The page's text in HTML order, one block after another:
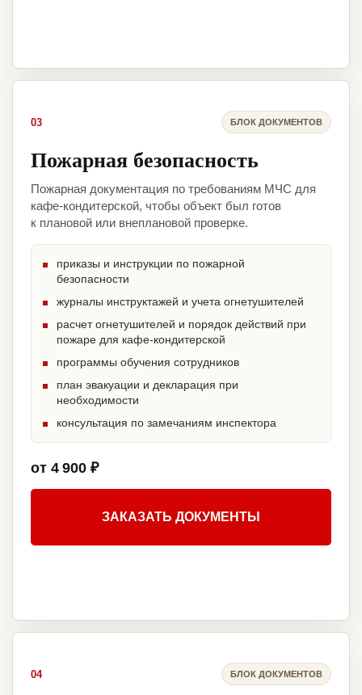
03 БЛОК ДОКУМЕНТОВ
Пожарная безопасность
Пожарная документация по требованиям МЧС для
кафе-кондитерской, чтобы объект был готов
к плановой или внеплановой проверке.
приказы и инструкции по пожарной
безопасности
журналы инструктажей и учета огнетушителей
расчет огнетушителей и порядок действий при
пожаре для кафе-кондитерской
программы обучения сотрудников
план эвакуации и декларация при
необходимости
консультация по замечаниям инспектора
от 4 900 ₽
ЗАКАЗАТЬ ДОКУМЕНТЫ
04 БЛОК ДОКУМЕНТОВ